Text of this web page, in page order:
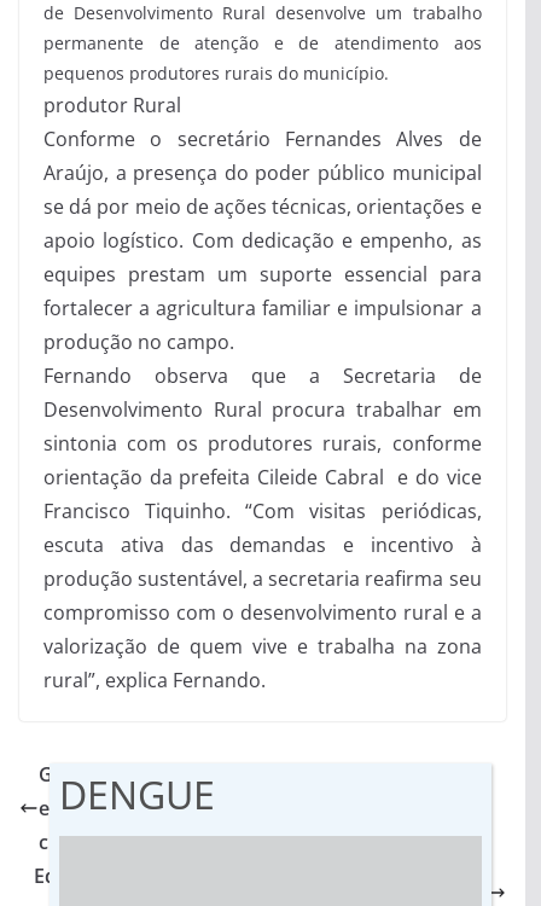
de Desenvolvimento Rural desenvolve um trabalho
permanente de atenção e de atendimento aos
pequenos produtores rurais do município.
produtor Rural
Conforme o secretário Fernandes Alves de
Araújo, a presença do poder público municipal
se dá por meio de ações técnicas, orientações e
apoio logístico. Com dedicação e empenho, as
equipes prestam um suporte essencial para
fortalecer a agricultura familiar e impulsionar a
produção no campo.
Fernando observa que a Secretaria de
Desenvolvimento Rural procura trabalhar em
sintonia com os produtores rurais, conforme
orientação da prefeita Cileide Cabral e do vice
Francisco Tiquinho. “Com visitas periódicas,
escuta ativa das demandas e incentivo à
produção sustentável, a secretaria reafirma seu
compromisso com o desenvolvimento rural e a
valorização de quem vive e trabalha na zona
rural”, explica Fernando.
Governo de MS destaca papel do
empreendedorismo e ambiente de negócios no
crescimento do Estado
Educação ambiental: Vicentina planta consciência
DENGUE